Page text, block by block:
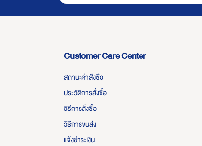
Customer Care Center
สถานะคำสั่งซื้อ
ประวัติการสั่งซื้อ
วิธีการสั่งซื้อ
วิธีการขนส่ง
แจ้งชำระเงิน